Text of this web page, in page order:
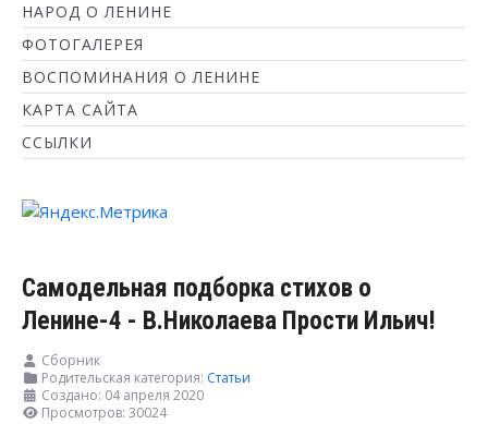
НАРОД О ЛЕНИНЕ
ФОТОГАЛЕРЕЯ
ВОСПОМИНАНИЯ О ЛЕНИНЕ
КАРТА САЙТА
ССЫЛКИ
Самодельная подборка стихов о
Ленине-4 - В.Николаева Прости Ильич!
Сборник
Родительская категория: Статьи
Создано: 04 апреля 2020
Просмотров: 30024